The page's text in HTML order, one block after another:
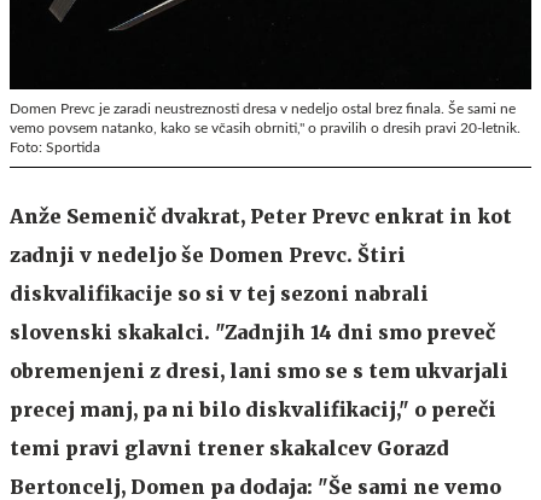
Domen Prevc je zaradi neustreznosti dresa v nedeljo ostal brez finala. Še sami ne
vemo povsem natanko, kako se včasih obrniti," o pravilih o dresih pravi 20-letnik.
Foto: Sportida
Anže Semenič dvakrat, Peter Prevc enkrat in kot
zadnji v nedeljo še Domen Prevc. Štiri
diskvalifikacije so si v tej sezoni nabrali
slovenski skakalci. "Zadnjih 14 dni smo preveč
obremenjeni z dresi, lani smo se s tem ukvarjali
precej manj, pa ni bilo diskvalifikacij," o pereči
temi pravi glavni trener skakalcev Gorazd
Bertoncelj, Domen pa dodaja: "Še sami ne vemo